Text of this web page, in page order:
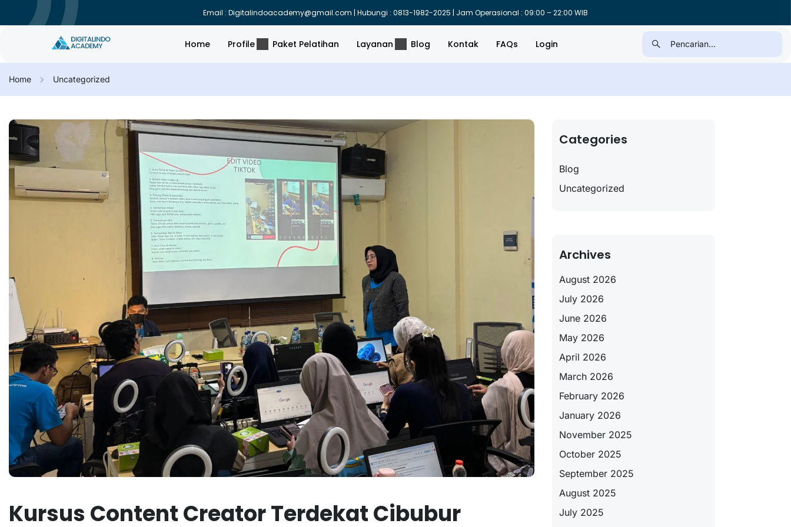
Email : Digitalindoacademy@gmail.com | Hubungi : 0813-1982-2025 | Jam Operasional : 09:00 – 22:00 WIB
Home Profile Paket Pelatihan Layanan Blog Kontak FAQs Login
Home Uncategorized
Kursus Content Creator Terdekat Cibubur
Categories
Blog
Uncategorized
Archives
August 2026
July 2026
June 2026
May 2026
April 2026
March 2026
February 2026
January 2026
November 2025
October 2025
September 2025
August 2025
July 2025